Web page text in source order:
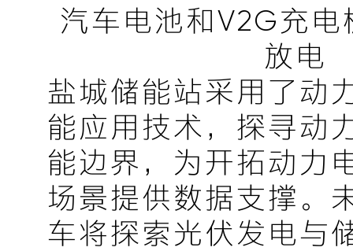
汽车电池和V2G充
放电
盐城储能站采用了动
能应用技术，探寻动
能边界，为开拓动力
场景提供数据支撑。
车将探索光伏发电与